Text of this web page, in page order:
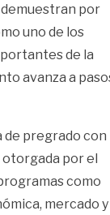
por
uno de los
de la
avanza a
de pregrado con
por el
como
mercado y